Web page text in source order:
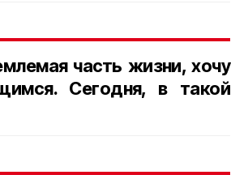
часть жизни, хочу
Сегодня, в такой